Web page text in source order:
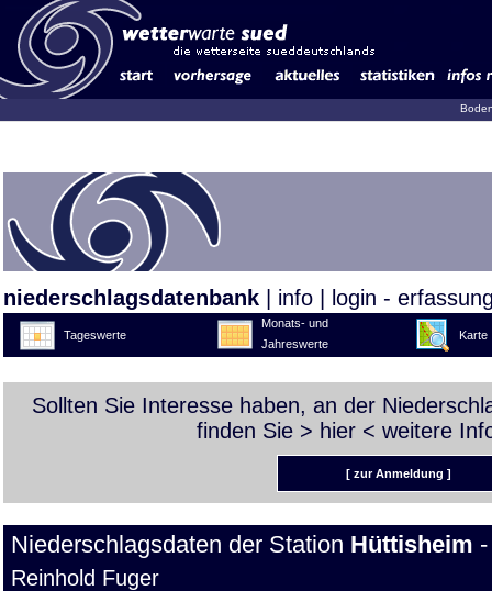
niederschlagsdatenbank info login -
Tageswerte
Monats- und
Jahreswerte
Karte
Sollten Sie Interesse haben, an der
finden Sie > hier < weitere
[ zur Anmeldung ]
Niederschlagsdaten der Station Hüttisheim
Reinhold Fuger